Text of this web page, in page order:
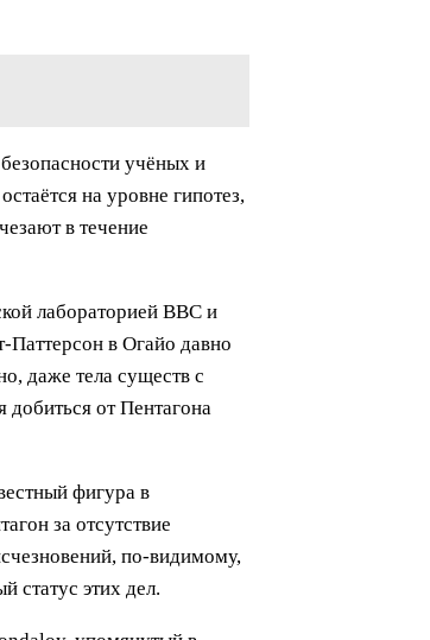
учёных и
на уровне гипотез,
в течение
лабораторией ВВС и
Паттерсон в Огайо давно
даже тела существ с
от Пентагона
фигура в
за отсутствие
по-видимому,
статус этих дел.